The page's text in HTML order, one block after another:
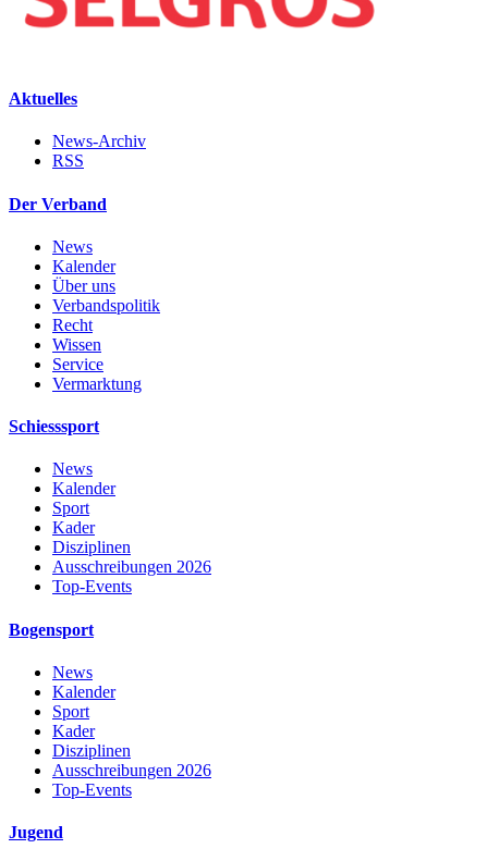
Aktuelles
News-Archiv
RSS
Der Verband
News
Kalender
Über uns
Verbandspolitik
Recht
Wissen
Service
Vermarktung
Schiesssport
News
Kalender
Sport
Kader
Disziplinen
Ausschreibungen 2026
Top-Events
Bogensport
News
Kalender
Sport
Kader
Disziplinen
Ausschreibungen 2026
Top-Events
Jugend